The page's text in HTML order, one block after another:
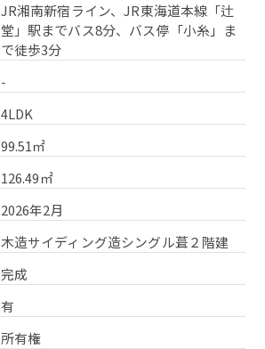
JR湘南新宿ライン、JR東海道本線「辻
堂」駅までバス8分、バス停「小糸」ま
で徒歩3分
-
4LDK
99.51㎡
126.49㎡
2026年2月
木造サイディング造シングル葺２階建
完成
有
所有権